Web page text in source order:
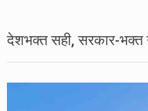
CLEVER!
Menu
देशभक्त सही, सरकार-भक्त